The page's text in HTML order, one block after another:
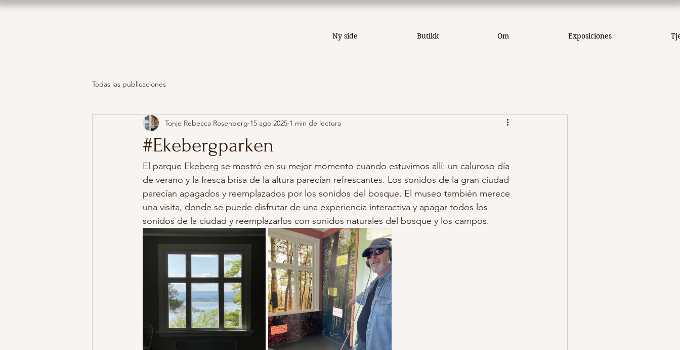
Ny side Butikk Om Exposiciones
Todas las publicaciones
#Ekebergparken
Tonje Rebecca Rosenberg 15 ago 2025 1 min de lectura
El parque Ekeberg se mostró en su mejor momento cuando estuvimos allí: un caluroso día
de verano y la fresca brisa de la altura parecían refrescantes. Los sonidos de la gran ciudad
parecían apagados y reemplazados por los sonidos del bosque. El museo también merece
una visita, donde se puede disfrutar de una experiencia interactiva y apagar todos los
sonidos de la ciudad y reemplazarlos con sonidos naturales del bosque y los campos.